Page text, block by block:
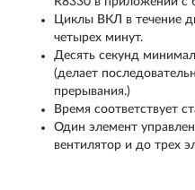
Циклы ВКЛ в течение
четырех минут.
Десять секунд
(делает
прерывания.)
Время соответствует
Один элемент
вентилятор и до трех